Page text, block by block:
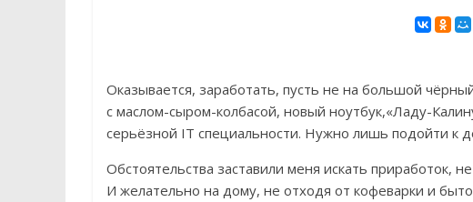
Оказывается, заработать, пусть не на большой
с маслом-сыром-колбасой, новый ноутбук,«Ладу-
серьёзной IT специальности. Нужно лишь подойти к
Обстоятельства заставили меня искать приработок,
И желательно на дому, не отходя от кофеварки и